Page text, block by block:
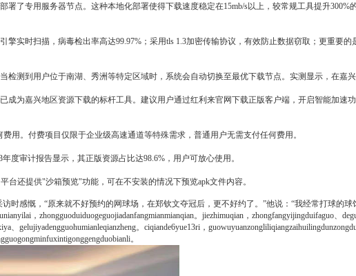
了专用服务器节点。这种本地化部署使得下载速度稳定在15mb/s以上，较常规工具提升
擎实时扫描，病毒检出率高达99.97%；采用tls 1.3加密传输协议，有效防止数据窃取；更重要
检测到用户位于南湖、秀洲等特定区域时，系统会自动切换至最优下载节点。实测显示，在
成为嘉兴地区资源下载的标杆工具。建议用户通过红利来官网下载正版客户端，开启智能加速
用。付费项目仅限于企业级高速通道等特殊需求，普通用户无需支付任何费用。
度审计报告显示，其正版资源占比达98.6%，用户可放心使用。
台还提供"沙箱预览"功能，可在不安装的情况下预览apk文件内容。
感慨，“原来就不好预约的网球场，在郑钦文夺冠后，更不好约了。”他说：“我经常打球的
，zhongguoduiduogeguojiadanfangmianmianqian。jiezhimuqian，zhongfangyijingduifaguo、
、gelujiyadengguohumianleqianzheng。ciqiande6yue13ri，
。